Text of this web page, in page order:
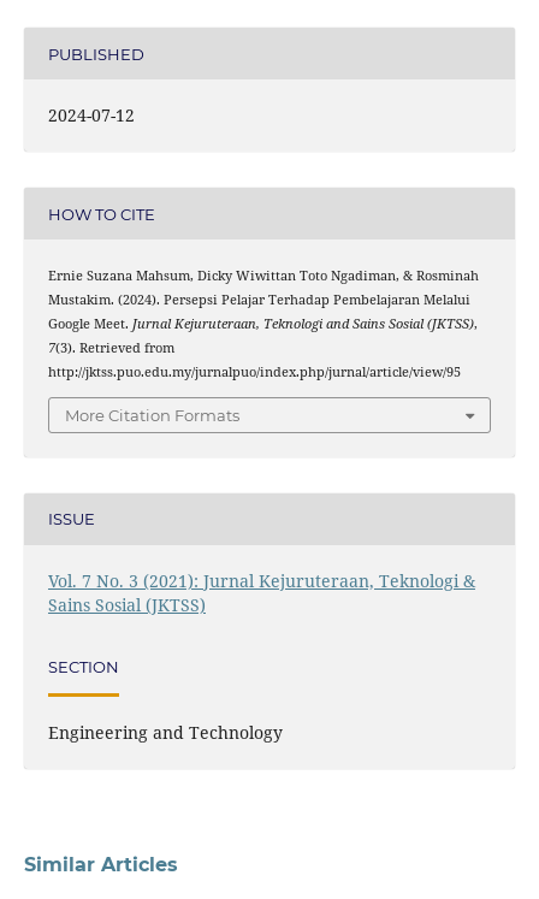
PUBLISHED
2024-07-12
HOW TO CITE
Ernie Suzana Mahsum, Dicky Wiwittan Toto Ngadiman, & Rosminah
Mustakim. (2024). Persepsi Pelajar Terhadap Pembelajaran Melalui
Google Meet. Jurnal Kejuruteraan, Teknologi and Sains Sosial (JKTSS),
7(3). Retrieved from
http://jktss.puo.edu.my/jurnalpuo/index.php/jurnal/article/view/95
More Citation Formats
ISSUE
Vol. 7 No. 3 (2021): Jurnal Kejuruteraan, Teknologi &
Sains Sosial (JKTSS)
SECTION
Engineering and Technology
Similar Articles